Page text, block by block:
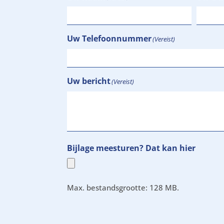
Uw Telefoonnummer(Vereist)
Uw bericht(Vereist)
Bijlage meesturen? Dat kan hier
Max. bestandsgrootte: 128 MB.